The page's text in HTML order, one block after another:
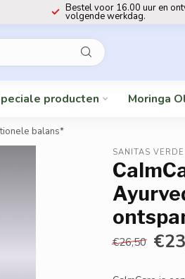
Bestel voor 16.00 uur en
volgende werkdag.
producten Moringa
balans*
SANITAS VERDE
€26,50